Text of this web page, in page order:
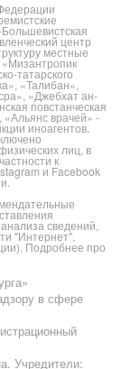
центр
местные
татарского
«Талибан»,
«Джебхат ан-
повстанческая
врачей» -
иноагентов.
лиц, в
к
и Facebook
сведений,
"Интернет",
Подробнее про
в сфере
Учредители: